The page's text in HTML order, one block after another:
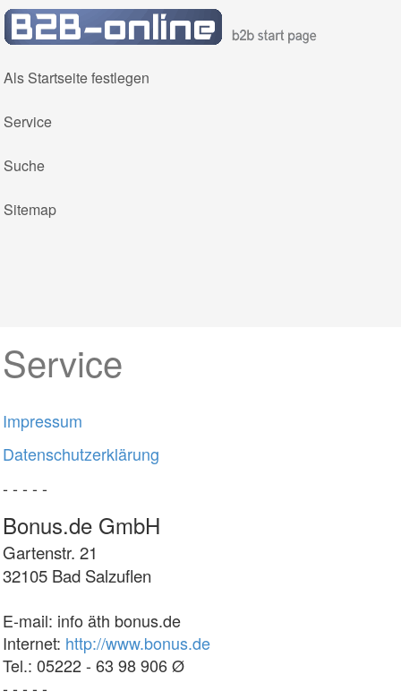
Als Startseite festlegen
Service
Suche
Sitemap
Service
Impressum
Datenschutzerklärung
- - - - -
Bonus.de GmbH
Gartenstr. 21
32105 Bad Salzuflen
E-mail: info äth bonus.de
Internet: http://www.bonus.de
Tel.: 05222 - 63 98 906 Ø
- - - - -